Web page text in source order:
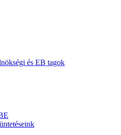
és EB tagok